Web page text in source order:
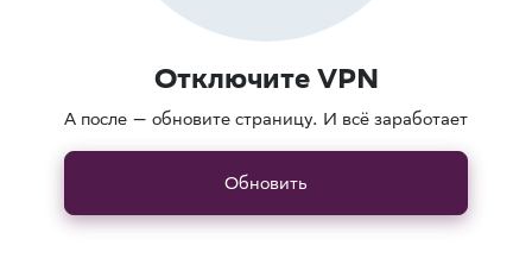
Отключите VPN
А после — обновите страницу. И всё заработает
Обновить